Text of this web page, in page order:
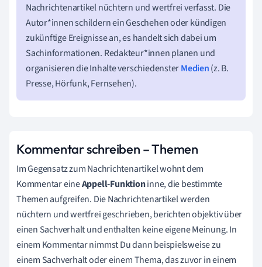
Nachrichtenartikel nüchtern und wertfrei verfasst. Die
Autor*innen schildern ein Geschehen oder kündigen
zukünftige Ereignisse an, es handelt sich dabei um
Sachinformationen. Redakteur*innen planen und
organisieren die Inhalte verschiedensterMedien(z. B.
Presse, Hörfunk, Fernsehen).
Kommentar schreiben – Themen
Im Gegensatz zum Nachrichtenartikel wohnt dem
Kommentar eineAppell-Funktioninne, die bestimmte
Themen aufgreifen. Die Nachrichtenartikel werden
nüchtern und wertfrei geschrieben, berichten objektiv über
einen Sachverhalt und enthalten keine eigene Meinung. In
einem Kommentar nimmst Du dann beispielsweise zu
einem Sachverhalt oder einem Thema, das zuvor in einem